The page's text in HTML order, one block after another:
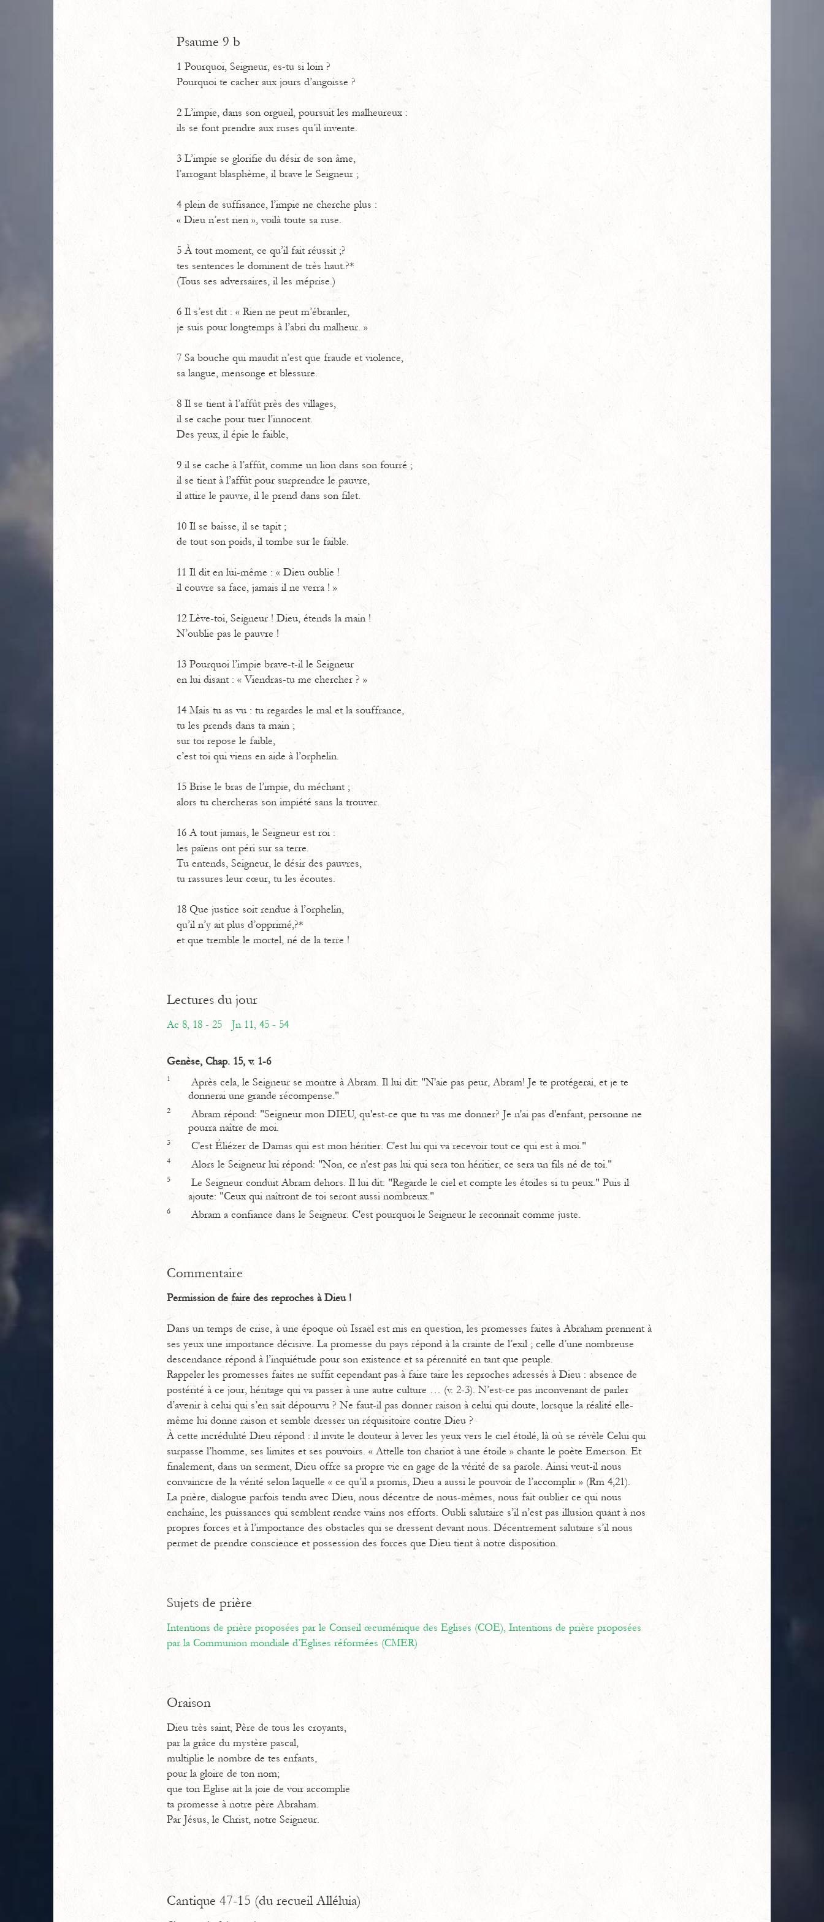
Psaume 9 b
1 Pourquoi, Seigneur, es-tu si loin ?
Pourquoi te cacher aux jours d’angoisse ?
2 L’impie, dans son orgueil, poursuit les malheureux :
ils se font prendre aux ruses qu’il invente.
3 L’impie se glorifie du désir de son âme,
l’arrogant blasphème, il brave le Seigneur ;
4 plein de suffisance, l’impie ne cherche plus :
« Dieu n’est rien », voilà toute sa ruse.
5 À tout moment, ce qu’il fait réussit ;?
tes sentences le dominent de très haut.?*
(Tous ses adversaires, il les méprise.)
6 Il s’est dit : « Rien ne peut m’ébranler,
je suis pour longtemps à l’abri du malheur. »
7 Sa bouche qui maudit n’est que fraude et violence,
sa langue, mensonge et blessure.
8 Il se tient à l’affût près des villages,
il se cache pour tuer l’innocent.
Des yeux, il épie le faible,
9 il se cache à l’affût, comme un lion dans son fourré ;
il se tient à l’affût pour surprendre le pauvre,
il attire le pauvre, il le prend dans son filet.
10 Il se baisse, il se tapit ;
de tout son poids, il tombe sur le faible.
11 Il dit en lui-même : « Dieu oublie !
il couvre sa face, jamais il ne verra ! »
12 Lève-toi, Seigneur ! Dieu, étends la main !
N’oublie pas le pauvre !
13 Pourquoi l’impie brave-t-il le Seigneur
en lui disant : « Viendras-tu me chercher ? »
14 Mais tu as vu : tu regardes le mal et la souffrance,
tu les prends dans ta main ;
sur toi repose le faible,
c’est toi qui viens en aide à l’orphelin.
15 Brise le bras de l’impie, du méchant ;
alors tu chercheras son impiété sans la trouver.
16 A tout jamais, le Seigneur est roi :
les païens ont péri sur sa terre.
Tu entends, Seigneur, le désir des pauvres,
tu rassures leur cœur, tu les écoutes.
18 Que justice soit rendue à l’orphelin,
qu’il n’y ait plus d’opprimé,?*
et que tremble le mortel, né de la terre !
Lectures du jour
Ac 8, 18 - 25 Jn 11, 45 - 54
Genèse, Chap. 15, v. 1-6
1
Après cela, le Seigneur se montre à Abram. Il lui dit: "N'aie pas peur, Abram! Je te protégerai, et je te
donnerai une grande récompense."
2
Abram répond: "Seigneur mon DIEU, qu'est-ce que tu vas me donner? Je n'ai pas d'enfant, personne ne
pourra naître de moi.
3 C'est Éliézer de Damas qui est mon héritier. C'est lui qui va recevoir tout ce qui est à moi."
4 Alors le Seigneur lui répond: "Non, ce n'est pas lui qui sera ton héritier, ce sera un fils né de toi."
5
Le Seigneur conduit Abram dehors. Il lui dit: "Regarde le ciel et compte les étoiles si tu peux." Puis il
ajoute: "Ceux qui naîtront de toi seront aussi nombreux."
6 Abram a confiance dans le Seigneur. C'est pourquoi le Seigneur le reconnaît comme juste.
Commentaire
Permission de faire des reproches à Dieu !
Dans un temps de crise, à une époque où Israël est mis en question, les promesses faites à Abraham prennent à
ses yeux une importance décisive. La promesse du pays répond à la crainte de l’exil ; celle d’une nombreuse
descendance répond à l’inquiétude pour son existence et sa pérennité en tant que peuple.
Rappeler les promesses faites ne suffit cependant pas à faire taire les reproches adressés à Dieu : absence de
postérité à ce jour, héritage qui va passer à une autre culture … (v. 2-3). N’est-ce pas inconvenant de parler
d’avenir à celui qui s’en sait dépourvu ? Ne faut-il pas donner raison à celui qui doute, lorsque la réalité elle-
même lui donne raison et semble dresser un réquisitoire contre Dieu ?
À cette incrédulité Dieu répond : il invite le douteur à lever les yeux vers le ciel étoilé, là où se révèle Celui qui
surpasse l’homme, ses limites et ses pouvoirs. « Attelle ton chariot à une étoile » chante le poète Emerson. Et
finalement, dans un serment, Dieu offre sa propre vie en gage de la vérité de sa parole. Ainsi veut-il nous
convaincre de la vérité selon laquelle « ce qu’il a promis, Dieu a aussi le pouvoir de l’accomplir » (Rm 4,21).
La prière, dialogue parfois tendu avec Dieu, nous décentre de nous-mêmes, nous fait oublier ce qui nous
enchaîne, les puissances qui semblent rendre vains nos efforts. Oubli salutaire s’il n’est pas illusion quant à nos
propres forces et à l’importance des obstacles qui se dressent devant nous. Décentrement salutaire s’il nous
permet de prendre conscience et possession des forces que Dieu tient à notre disposition.
Sujets de prière
Intentions de prière proposées par le Conseil œcuménique des Eglises (COE), Intentions de prière proposées
par la Communion mondiale d’Eglises réformées (CMER)
Oraison
Dieu très saint, Père de tous les croyants,
par la grâce du mystère pascal,
multiplie le nombre de tes enfants,
pour la gloire de ton nom;
que ton Eglise ait la joie de voir accomplie
ta promesse à notre père Abraham.
Par Jésus, le Christ, notre Seigneur.
Cantique 47-15 (du recueil Alléluia)